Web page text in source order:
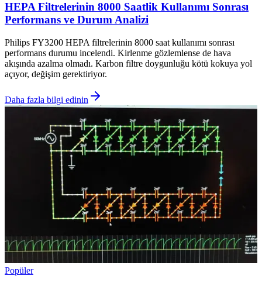
HEPA Filtrelerinin 8000 Saatlik Kullanımı Sonrası
Performans ve Durum Analizi
Philips FY3200 HEPA filtrelerinin 8000 saat kullanımı sonrası
performans durumu incelendi. Kirlenme gözlemlense de hava
akışında azalma olmadı. Karbon filtre doygunluğu kötü kokuya yol
açıyor, değişim gerektiriyor.
Daha fazla bilgi edinin
Popüler